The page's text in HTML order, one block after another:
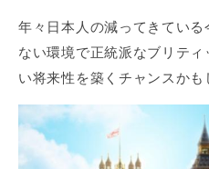
年々日本人の減ってきてい
ない環境で正統派なブリテ
い将来性を築くチャンスか